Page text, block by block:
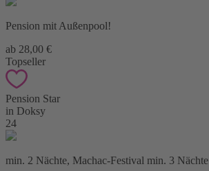
Pension mit Außenpool!
ab 28,00 €
Topseller
Pension Star
in Doksy
24
min. 2 Nächte, Machac-Festival min. 3 Nächte